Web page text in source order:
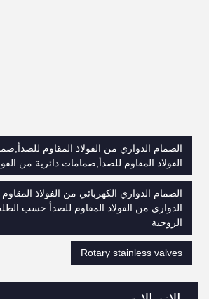
الصمام الدواري من الفولاذ المقاوم
الفولاذ المقاوم للصدأ,صمامات دائرية من
الصمام الدواري الكهربائي من الفولاذ
الروحية
Rotary stainless valves